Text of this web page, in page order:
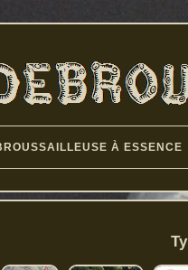
À ESSENCE